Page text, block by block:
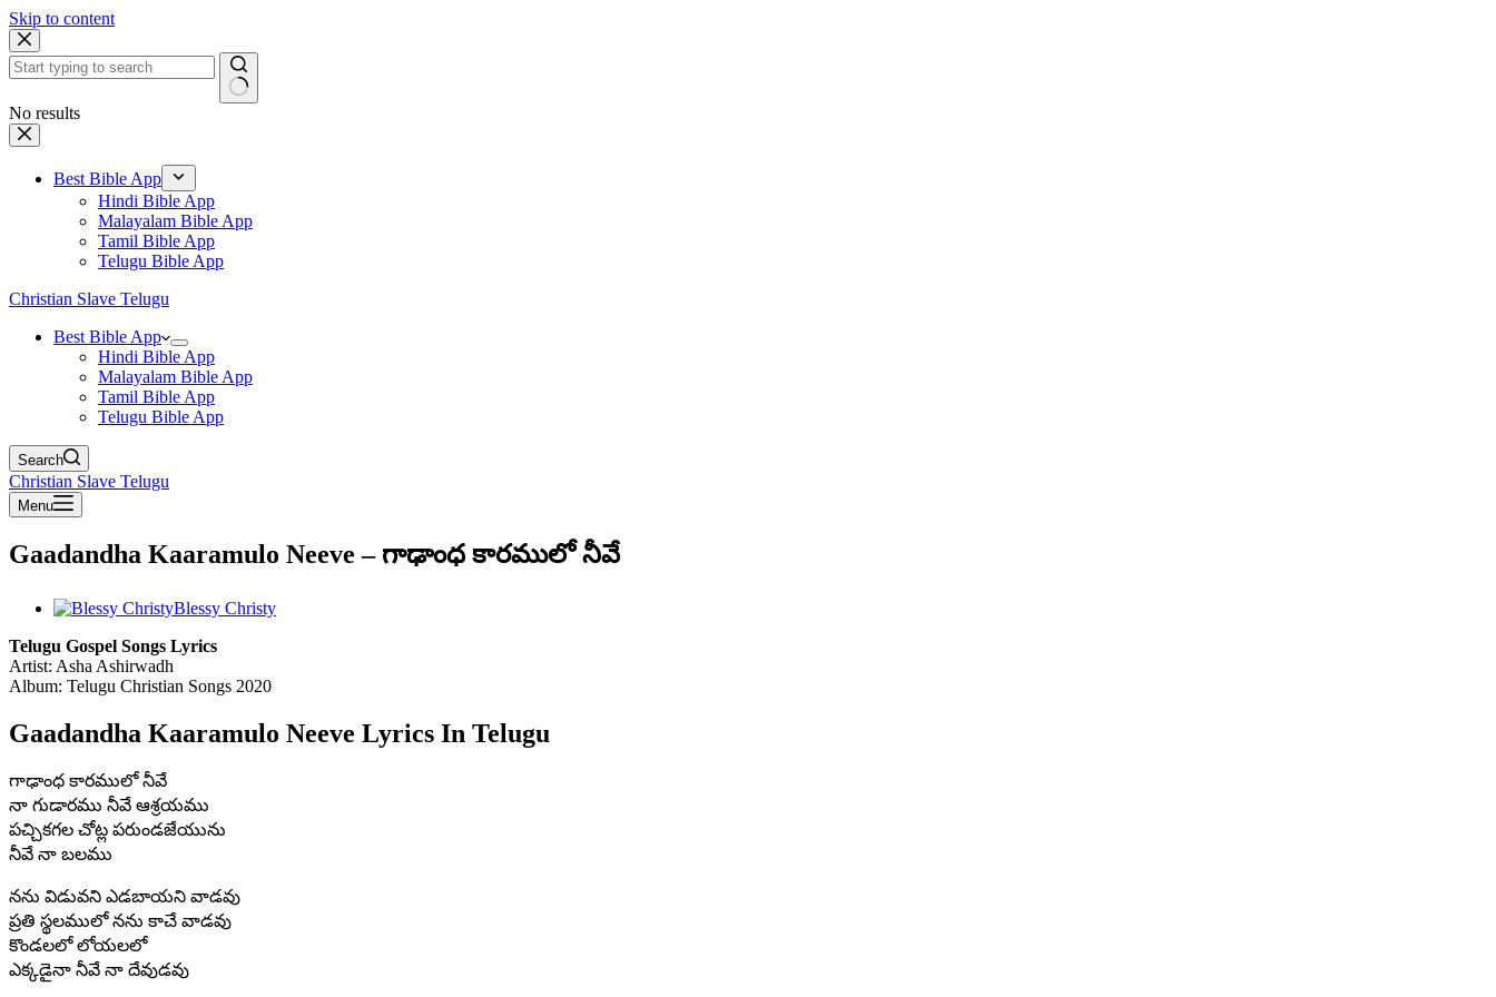
Skip to content
No results
Best Bible App
Hindi Bible App
Malayalam Bible App
Tamil Bible App
Telugu Bible App
Christian Slave Telugu
Best Bible App
Hindi Bible App
Malayalam Bible App
Tamil Bible App
Telugu Bible App
Search
Christian Slave Telugu
Menu
Gaadandha Kaaramulo Neeve – గాఢాంధ కారములో నీవే
Blessy Christy
Telugu Gospel Songs Lyrics
Artist: Asha Ashirwadh
Album: Telugu Christian Songs 2020
Gaadandha Kaaramulo Neeve Lyrics In Telugu
గాఢాంధ కారములో నీవే
నా గుడారము నీవే ఆశ్రయము
పచ్చికగల చోట్ల పరుండజేయును
నీవే నా బలము
నను విడువని ఎడబాయని వాడవు
ప్రతి స్థలములో నను కాచే వాడవు
కొండలలో లోయలలో
ఎక్కడైనా నీవే నా దేవుడవు